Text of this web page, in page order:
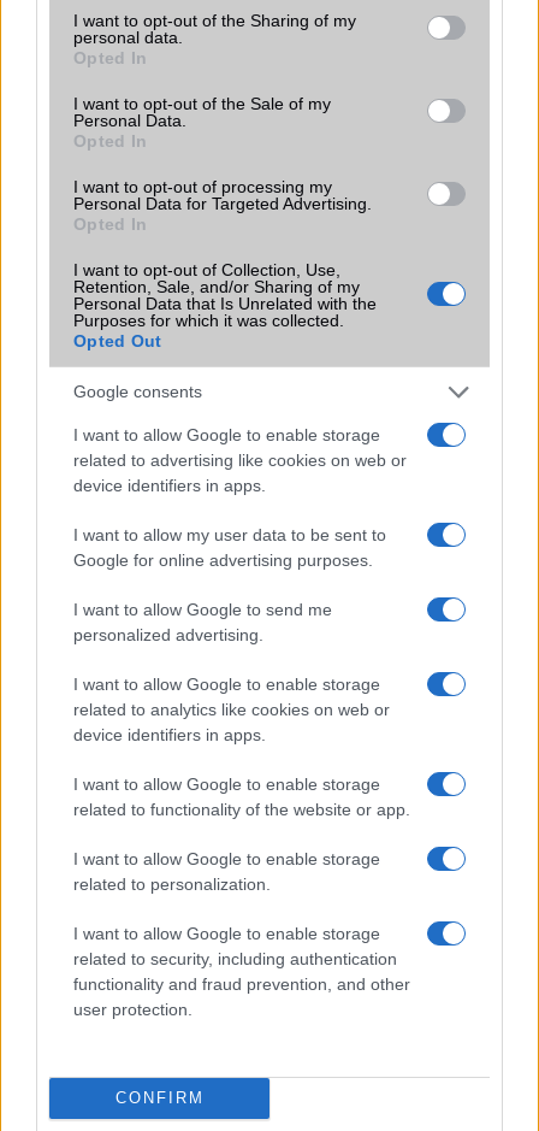
not limited to your visit or usage behaviour. You may click to
grant or deny consent to Google and its third-party tags to
use your data for below specified purposes in below Google
consent section.
I want to opt-out of the Sharing of my
personal data.
Opted In
I want to opt-out of the Sale of my
Personal Data.
Opted In
I want to opt-out of processing my
Personal Data for Targeted Advertising.
Opted In
I want to opt-out of Collection, Use,
Retention, Sale, and/or Sharing of my
Personal Data that Is Unrelated with the
Purposes for which it was collected.
Opted Out
Google consents
I want to allow Google to enable storage
related to advertising like cookies on web or
device identifiers in apps.
I want to allow my user data to be sent to
Google for online advertising purposes.
I want to allow Google to send me
personalized advertising.
I want to allow Google to enable storage
related to analytics like cookies on web or
device identifiers in apps.
I want to allow Google to enable storage
related to functionality of the website or app.
I want to allow Google to enable storage
related to personalization.
I want to allow Google to enable storage
related to security, including authentication
functionality and fraud prevention, and other
user protection.
CONFIRM
Terület Globális
Funkciók
Brand
Limited Edition Nincs
N/A = Nincs adat. Legutóbbi frissítés: 2026-07-13 19:00:00
Új és Használt GSM kiemelt ajánlatok
Apple iPhone 14 Pro Max
250.000 Ft (használt)
Apple iPhone Air
Euro Gsm
312.000 Ft (új)